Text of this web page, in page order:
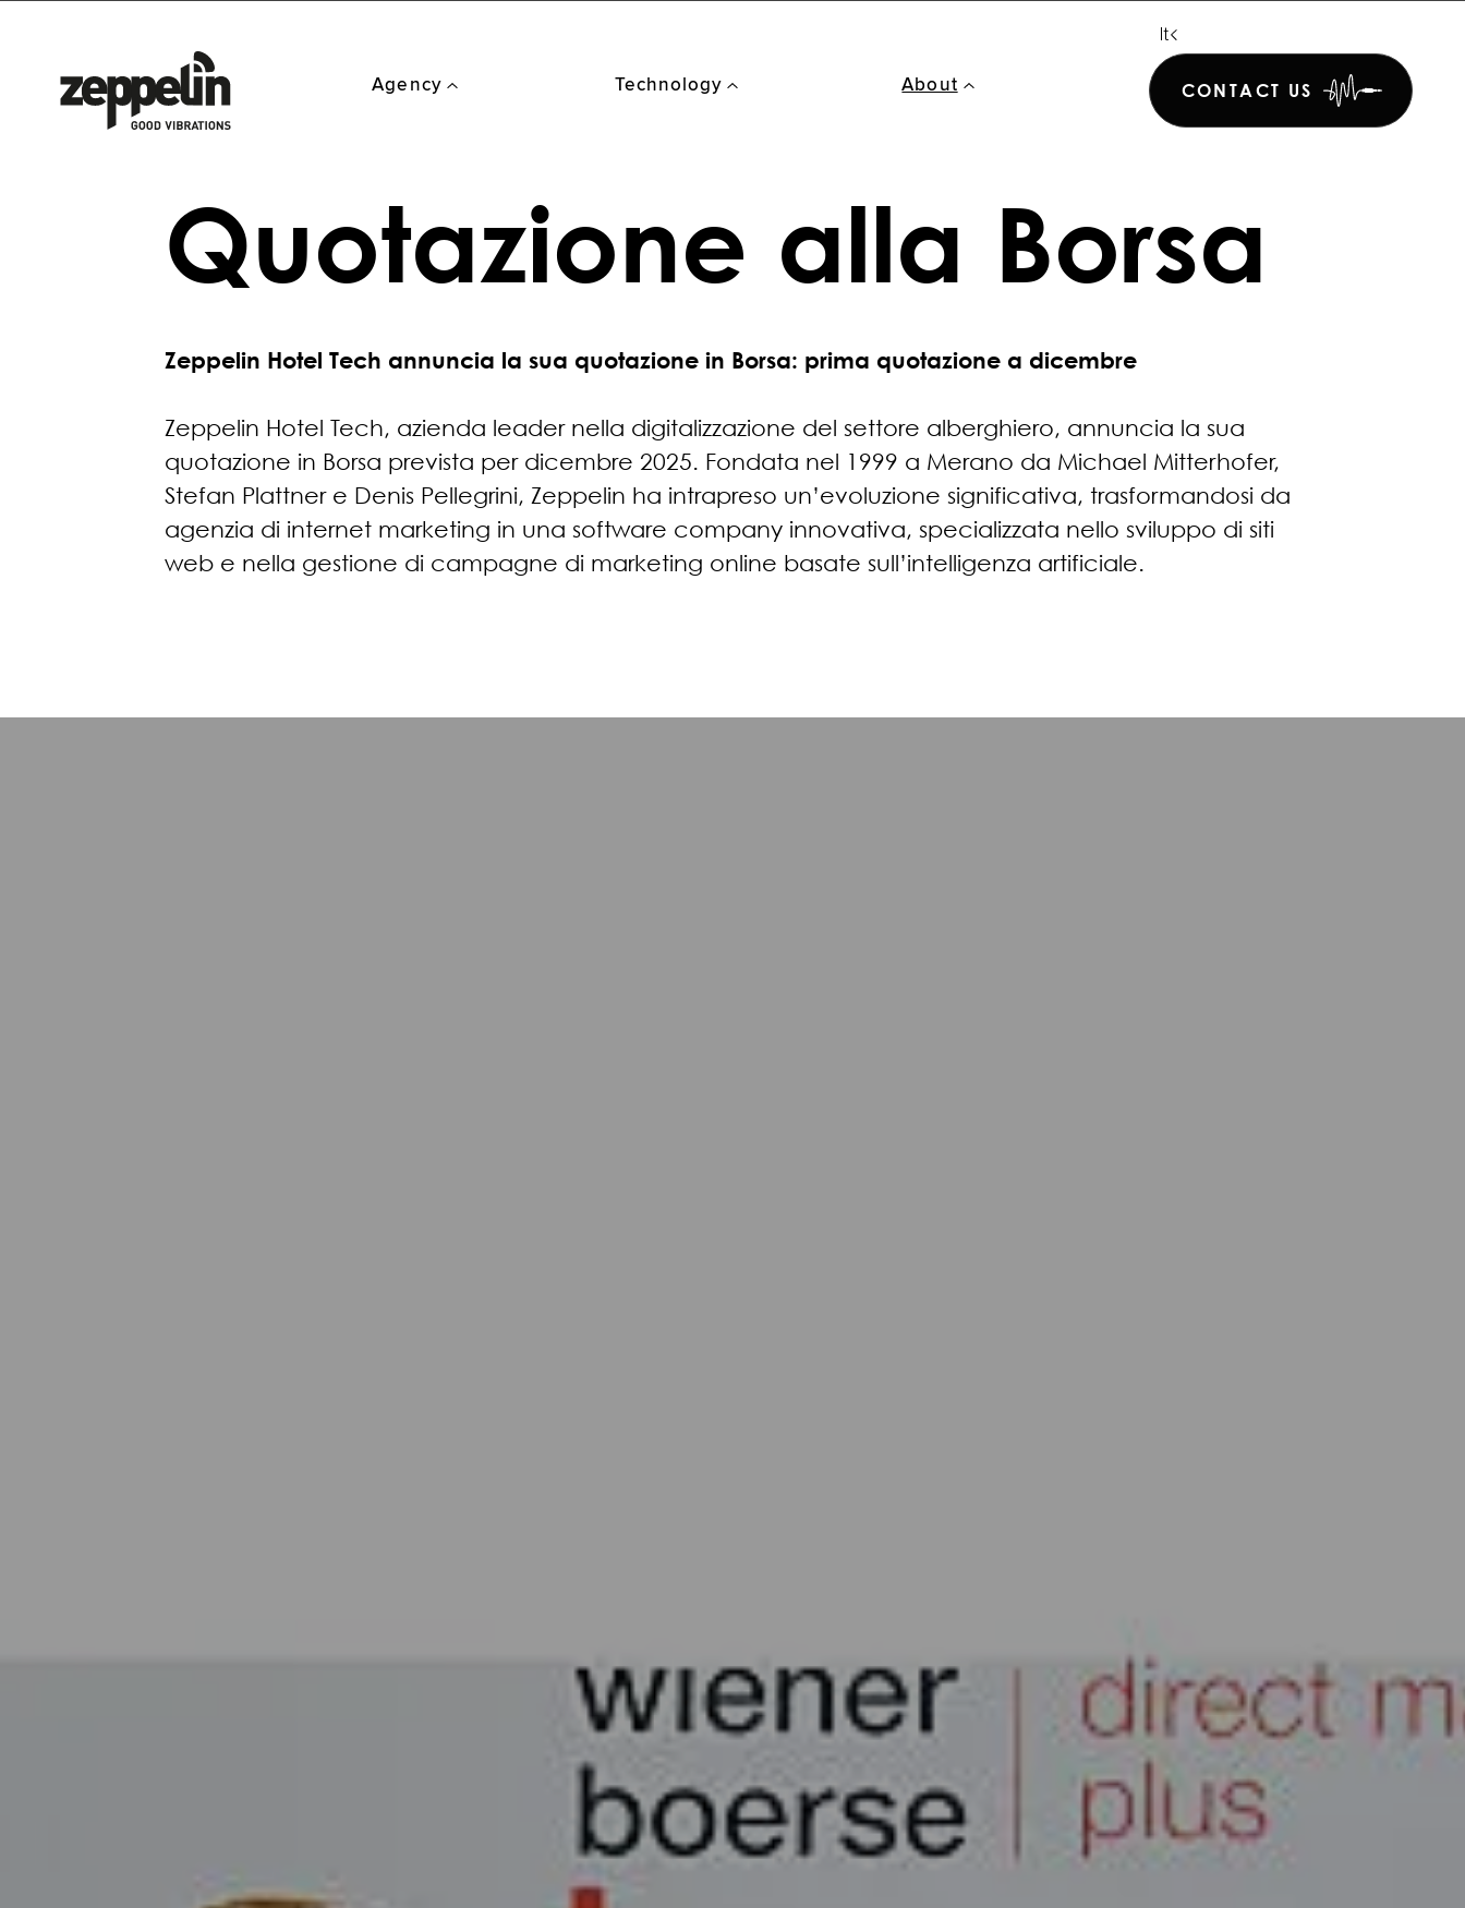
Agency
Technology
About CONTACT US
De
It
Quotazione alla Borsa
Zeppelin Hotel Tech annuncia la sua quotazione in Borsa: prima quotazione a dicembre
Zeppelin Hotel Tech, azienda leader nella digitalizzazione del settore alberghiero, annuncia la sua
quotazione in Borsa prevista per dicembre 2025. Fondata nel 1999 a Merano da Michael Mitterhofer,
Stefan Plattner e Denis Pellegrini, Zeppelin ha intrapreso un’evoluzione significativa, trasformandosi da
agenzia di internet marketing in una software company innovativa, specializzata nello sviluppo di siti
web e nella gestione di campagne di marketing online basate sull’intelligenza artificiale.